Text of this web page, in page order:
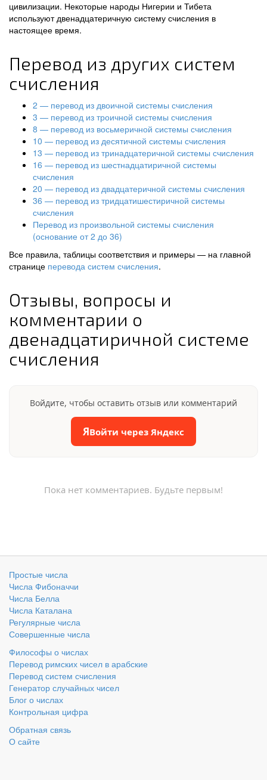
цивилизации. Некоторые народы Нигерии и Тибета
используют двенадцатеричную систему счисления в
настоящее время.
Перевод из других систем
счисления
2 — перевод из двоичной системы счисления
3 — перевод из троичной системы счисления
8 — перевод из восьмеричной системы счисления
10 — перевод из десятичной системы счисления
13 — перевод из тринадцатеричной системы счисления
16 — перевод из шестнадцатиричной системы
счисления
20 — перевод из двадцатеричной системы счисления
36 — перевод из тридцатишестиричной системы
счисления
Перевод из произвольной системы счисления
(основание от 2 до 36)
Все правила, таблицы соответствия и примеры — на главной
странице перевода систем счисления.
Отзывы, вопросы и
комментарии о
двенадцатиричной системе
счисления
Войдите, чтобы оставить отзыв или комментарий
ЯВойти через Яндекс
Пока нет комментариев. Будьте первым!
Простые числа
Числа Фибоначчи
Числа Белла
Числа Каталана
Регулярные числа
Совершенные числа
Философы о числах
Перевод римских чисел в арабские
Перевод систем счисления
Генератор случайных чисел
Блог о числах
Контрольная цифра
Обратная связь
О сайте